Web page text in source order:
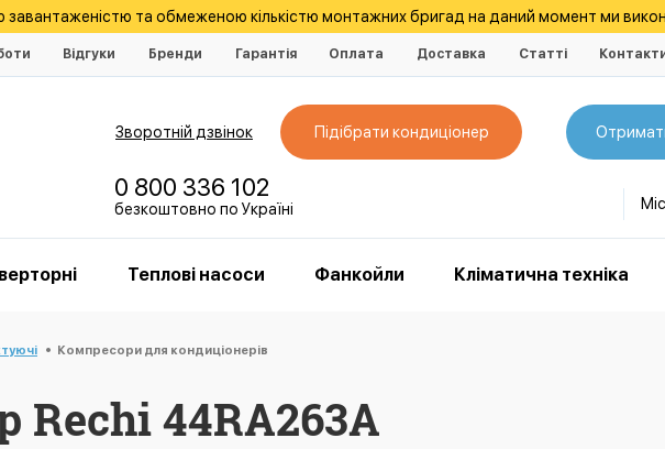
завантаженістю та обмеженою кількістю монтажних бригад на даний момент ми
Відгуки Бренди Гарантія Оплата Доставка Статті
Зворотній дзвінок Підібрати кондиціонер
0 800 336 102
безкоштовно по Україні
Теплові насоси Фанкойли Кліматична техніка
Компресори для кондиціонерів
Rechi 44RA263A